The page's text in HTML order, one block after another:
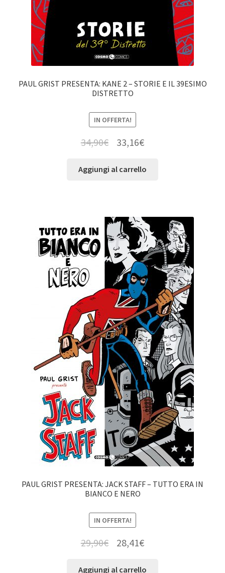
PAUL GRIST PRESENTA: KANE 2 – STORIE E IL 39ESIMO
DISTRETTO
IN OFFERTA!
34,90€ 33,16€
Aggiungi al carrello
PAUL GRIST PRESENTA: JACK STAFF – TUTTO ERA IN
BIANCO E NERO
IN OFFERTA!
29,90€ 28,41€
Aggiungi al carrello